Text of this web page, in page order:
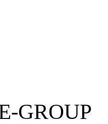
GROUP